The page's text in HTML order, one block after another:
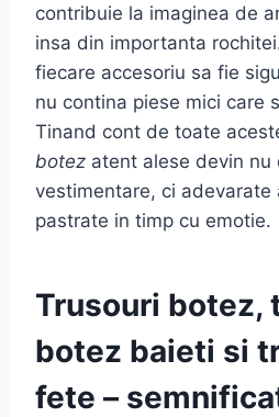
contribuie la imaginea de
insa din importanta
fiecare accesoriu sa fie
nu contina piese mici care
Tinand cont de toate
botez atent alese devin nu
vestimentare, ci adevarate
pastrate in timp cu emotie.
Trusouri botez,
botez baieti si
fete –